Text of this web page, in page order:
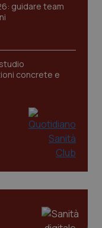
guidare team
concrete e
LLC